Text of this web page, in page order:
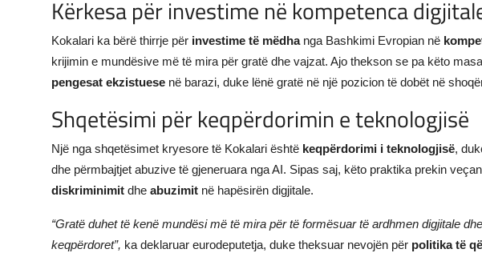
Kërkesa për investime në kompetenca
Kokalari ka bërë thirrje për investime të mëdhanga Bashkimi Evropian në
krijimin e mundësive më të mira për gratë dhe vajzat. Ajo thekson se pa këto
pengesat ekzistuese në barazi, duke lënë gratë në një pozicion të dobët në
Shqetësimi për keqpërdorimin e teknologjisë
Një nga shqetësimet kryesore të Kokalari është keqpërdorimi i teknologjisë,
dhe përmbajtjet abuzive të gjeneruara nga AI. Sipas saj, këto praktika prekin
diskriminimit dhe abuzimit në hapësirën digjitale.
“Gratë duhet të kenë mundësi më të mira për të formësuar të ardhmen digjitale
keqpërdoret”, ka deklaruar eurodeputetja, duke theksuar nevojën për politika të